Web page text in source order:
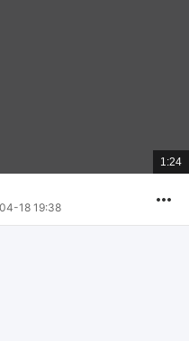
總
共
1:24
18 19:38